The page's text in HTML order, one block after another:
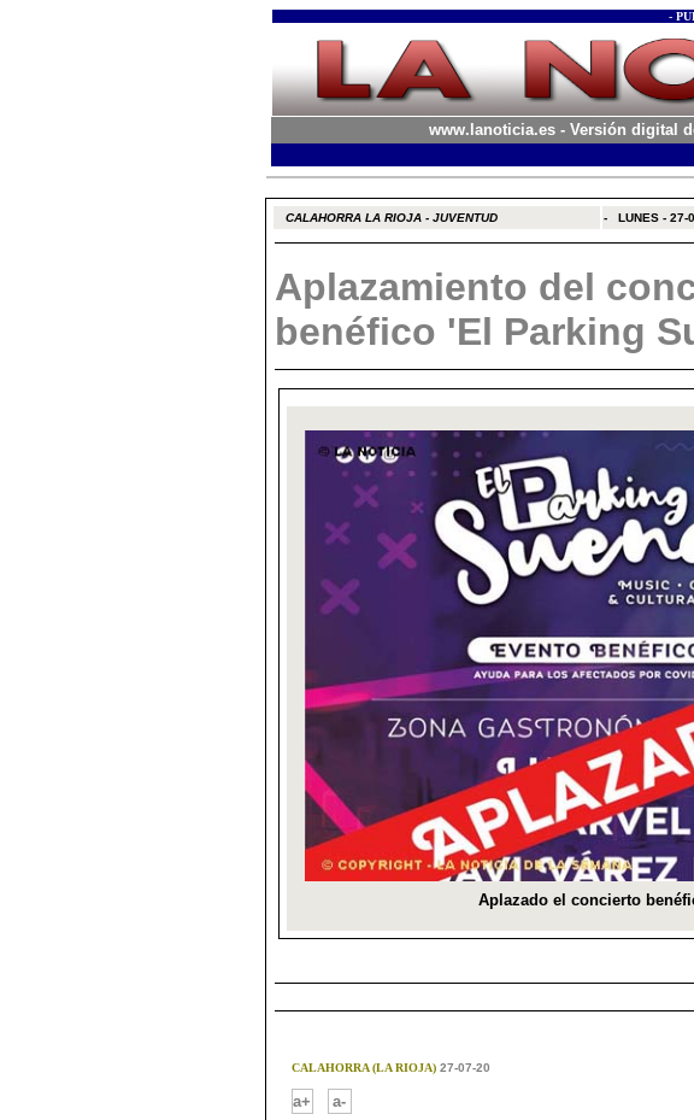
-
www.lanoticia.es - Versión digital
CALAHORRA LA RIOJA - JUVENTUD - LUNES - 27-
Aplazamiento del
benéfico 'El Parking
CALAHORRA (LA RIOJA)27-07-20
a+
a-